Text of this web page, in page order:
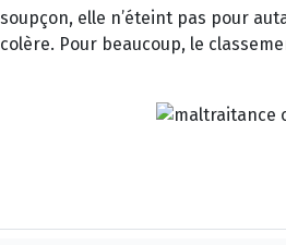
elle n’éteint pas pour
Pour beaucoup, le
grièvement blessé